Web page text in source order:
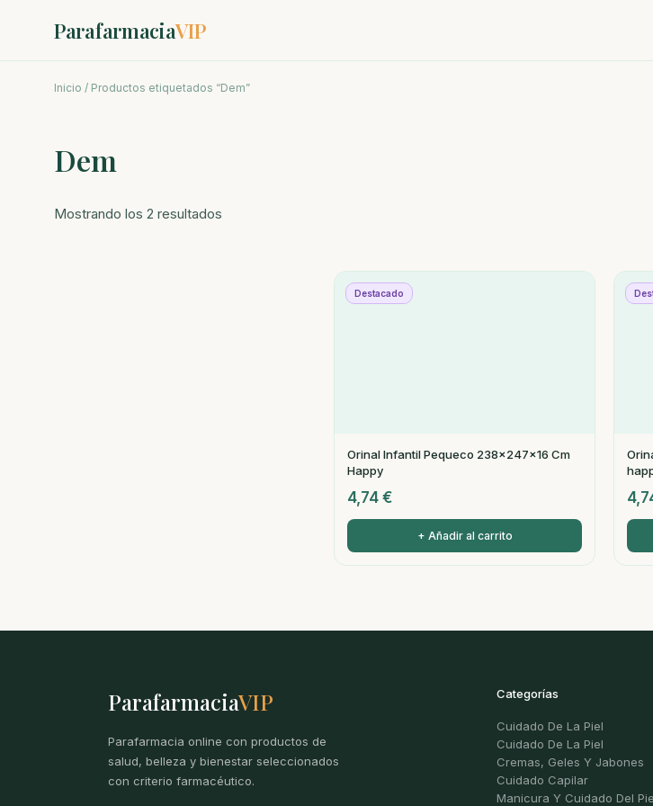
ParafarmaciaVIP
Inicio / Productos etiquetados “Dem”
Dem
Mostrando los 2 resultados
Destacado
Orinal Infantil Pequeсo 238x247x16 Cm
Happy
4,74 €
+ Añadir al carrito
ParafarmaciaVIP
Parafarmacia online con productos de
salud, belleza y bienestar seleccionados
con criterio farmacéutico.
Categorías
Cuidado De La Piel
Cuidado De La Piel
Cremas, Geles Y Jabones
Cuidado Capilar
Manicura Y Cuidado Del